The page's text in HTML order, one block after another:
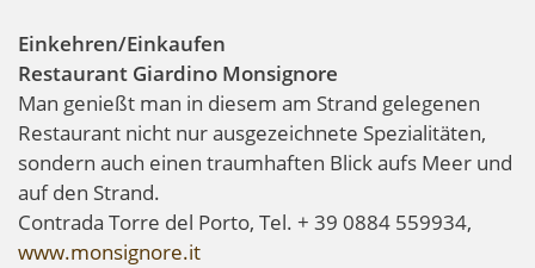
Einkehren/Einkaufen
Restaurant Giardino Monsignore
Man genießt man in diesem am Strand gelegenen
Restaurant nicht nur ausgezeichnete Spezialitäten,
sondern auch einen traumhaften Blick aufs Meer und
auf den Strand.
Contrada Torre del Porto, Tel. + 39 0884 559934,
www.monsignore.it